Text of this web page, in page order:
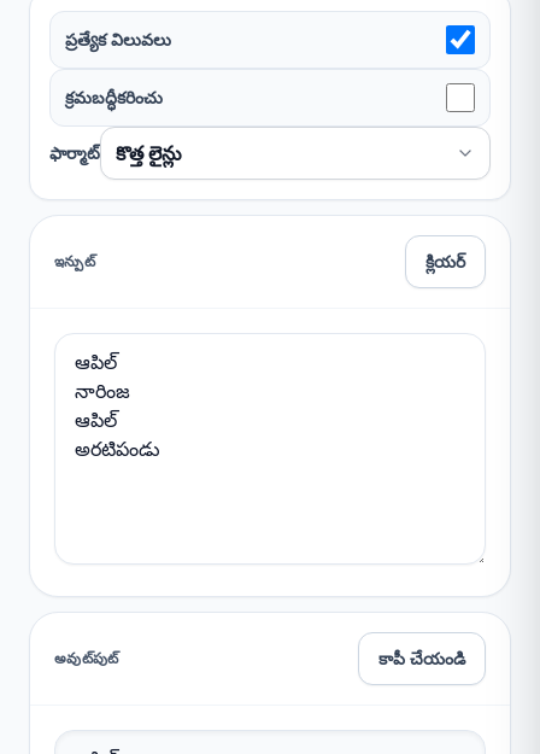
ప్రత్యేక విలువలు
క్రమబద్ధీకరించు
ఫార్మాట్
ఇన్పుట్ క్లియర్
అవుట్‌పుట్ కాపీ చేయండి